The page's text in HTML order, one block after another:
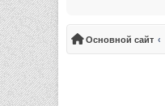
Основной сайт